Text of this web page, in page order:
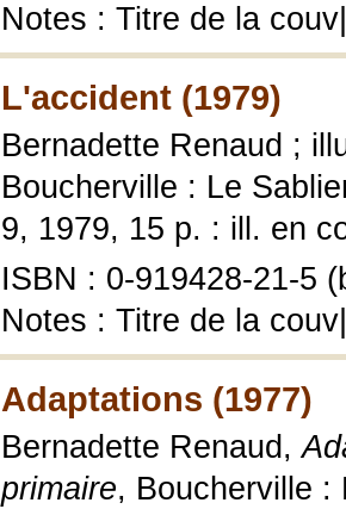
Notes : Titre de la
L'accident (1979)
Bernadette Renaud ;
Boucherville : Le
9, 1979, 15 p. : ill. en
ISBN : 0-919428-21-5
Notes : Titre de la
Adaptations (1977)
Bernadette Renaud,
primaire, Boucherville :